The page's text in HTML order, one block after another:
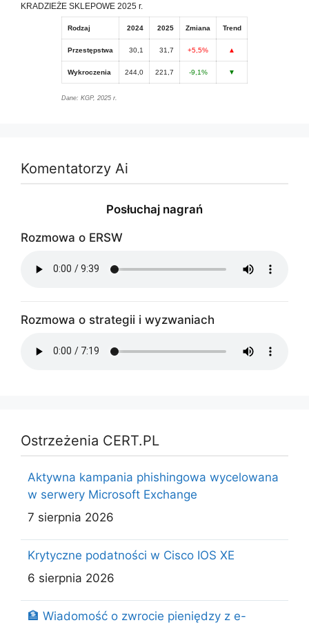
KRADZIEŻE SKLEPOWE 2025 r.
Rodzaj 2024 2025 Zmiana Trend
Przestępstwa 30,1 31,7 +5,5% ▲
Wykroczenia 244,0 221,7 -9,1% ▼
Dane: KGP, 2025 r.
Komentatorzy Ai
Posłuchaj nagrań
Rozmowa o ERSW
Rozmowa o strategii i wyzwaniach
Ostrzeżenia CERT.PL
Aktywna kampania phishingowa wycelowana
w serwery Microsoft Exchange
7 sierpnia 2026
Krytyczne podatności w Cisco IOS XE
6 sierpnia 2026
🏦 Wiadomość o zwrocie pieniędzy z e-